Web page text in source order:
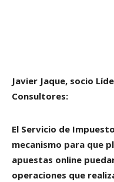
Javier Jaque, socio
Consultores:
El Servicio de
mecanismo para que
apuestas online
operaciones que